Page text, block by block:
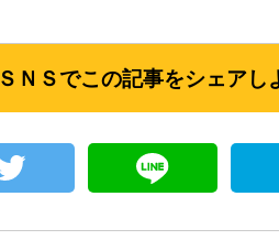
ＳＮＳでこの記事をシェアし